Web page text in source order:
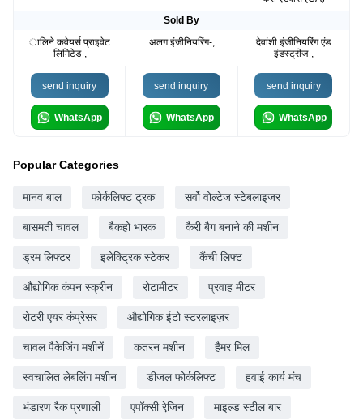
Sold By
ालिने कवेयर्स प्राइवेट
लिमिटेड-,
अलग इंजीनियरिंग-,
देवांशी इंजीनियरिंग एंड
इंडस्ट्रीज-,
send inquiry
WhatsApp
send inquiry
WhatsApp
send inquiry
WhatsApp
Popular Categories
मानव बाल फोर्कलिफ्ट ट्रक सर्वो वोल्टेज स्टेबलाइजर
बासमती चावल बैकहो भारक कैरी बैग बनाने की मशीन
ड्रम लिफ्टर इलेक्ट्रिक स्टेकर कैंची लिफ्ट
औद्योगिक कंपन स्क्रीन रोटामीटर प्रवाह मीटर
रोटरी एयर कंप्रेसर औद्योगिक ईटो स्टरलाइज़र
चावल पैकेजिंग मशीनें कतरन मशीन हैमर मिल
स्वचालित लेबलिंग मशीन डीजल फोर्कलिफ्ट हवाई कार्य मंच
भंडारण रैक प्रणाली एपॉक्सी रेजि़न माइल्ड स्टील बार